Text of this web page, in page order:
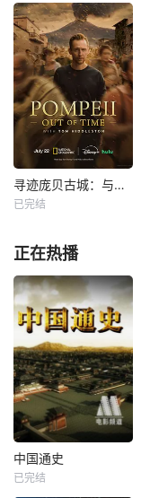
寻迹庞贝古城：与汤姆·希德勒斯顿同行
已完结
正在热播
中国通史
已完结